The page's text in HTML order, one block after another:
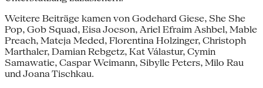
Weitere Beiträge kamen von Godehard Giese, She She
Pop, Gob Squad, Eisa Jocson, Ariel Efraim Ashbel, Mable
Preach, Mateja Meded, Florentina Holzinger, Christoph
Marthaler, Damian Rebgetz, Kat Válastur, Cymin
Samawatie, Caspar Weimann, Sibylle Peters, Milo Rau
und Joana Tischkau.